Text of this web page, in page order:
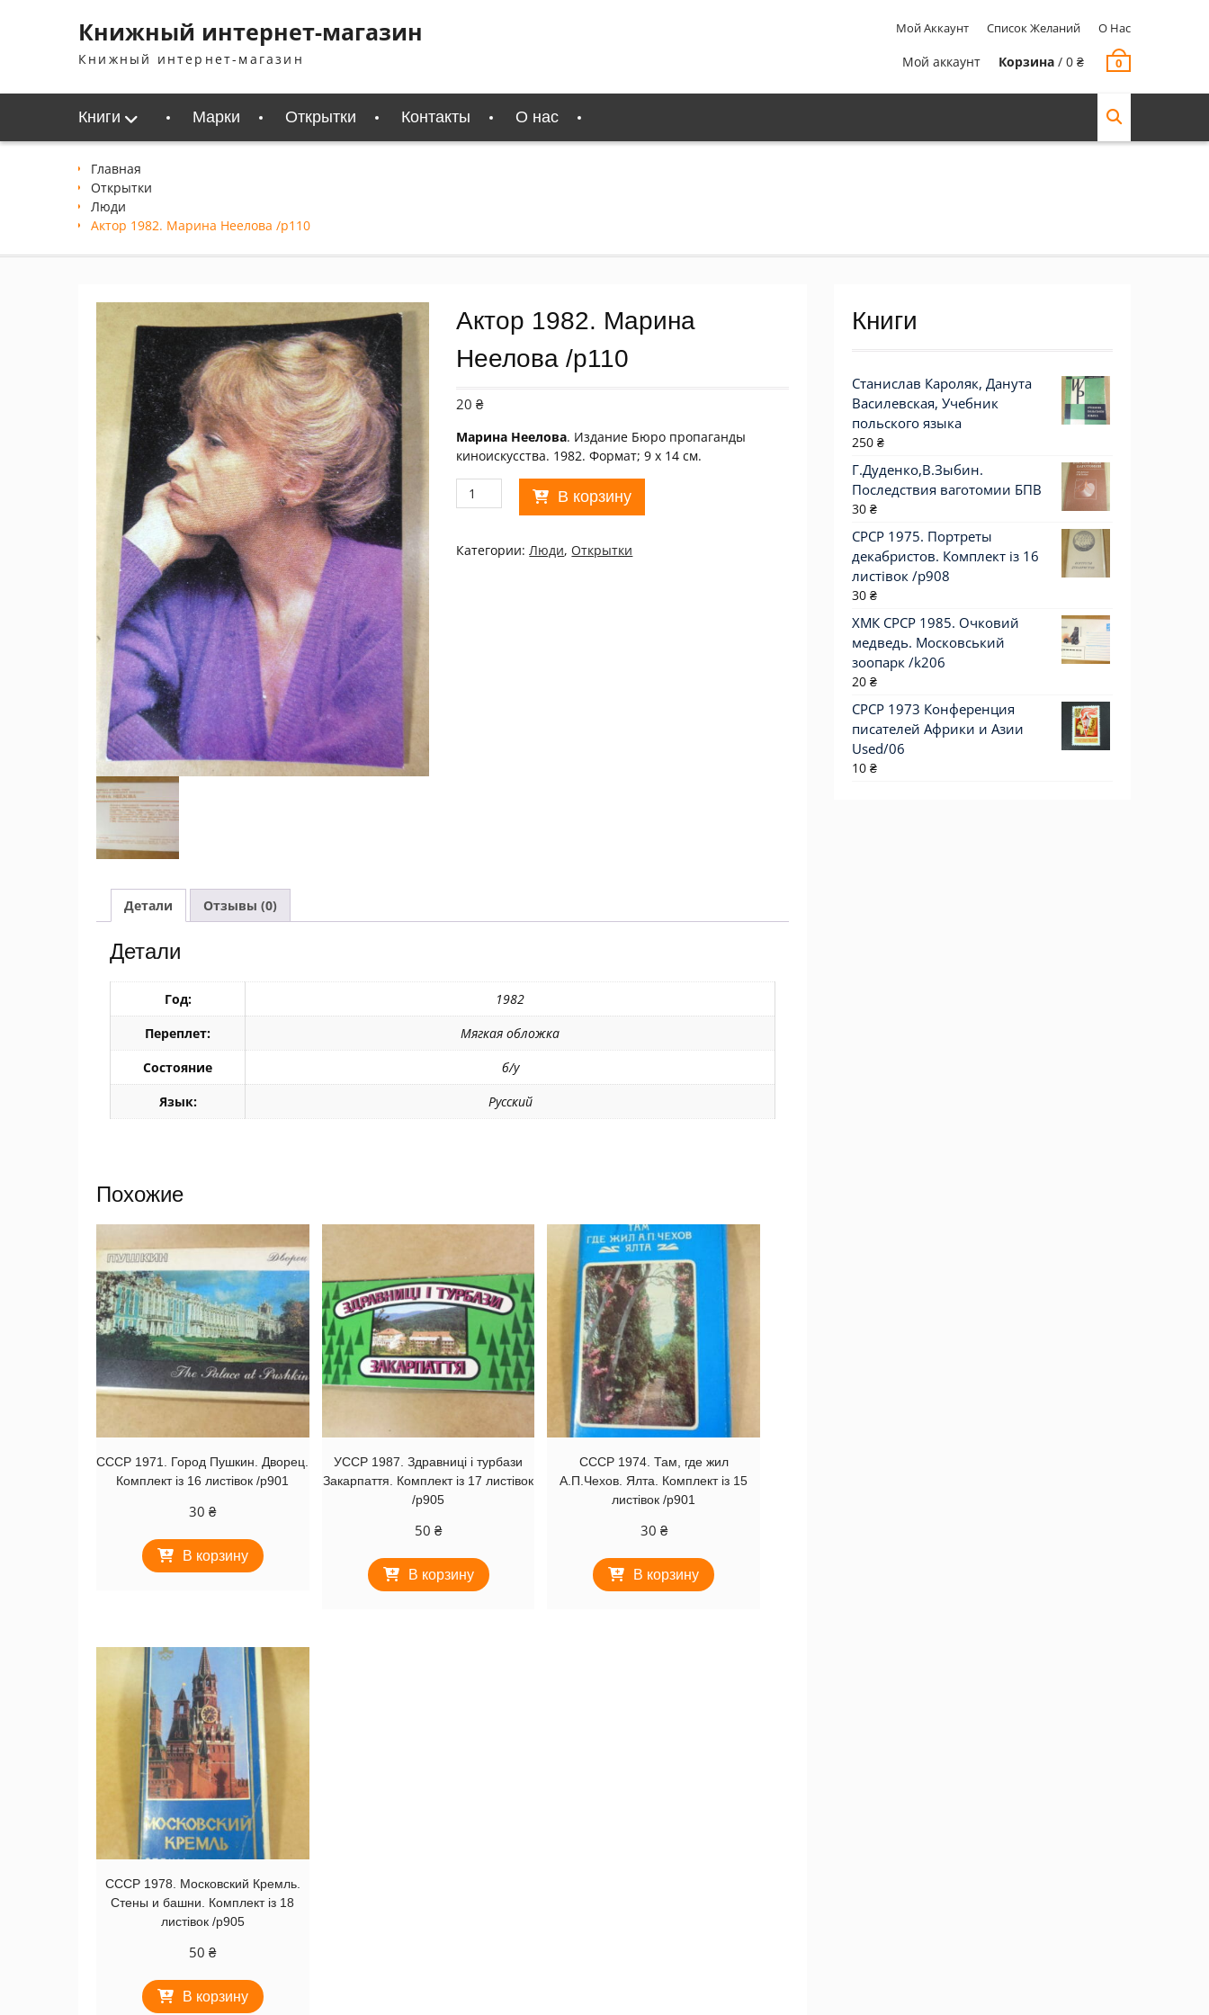
содержимомуКнижный интернет-магазин
Книжный интернет-магазин
Мой Аккаунт Список Желаний О Нас
Мой аккаунт Корзина / 0 ₴ 0
Книги Марки Открытки Контакты О нас
Главная
Открытки
Люди
Актор 1982. Марина Неелова /p110
Актор 1982. Марина
Неелова /p110
20₴
Марина Неелова. Издание Бюро пропаганды
киноискусства. 1982. Формат; 9 х 14 см.
Количество
товара
1982.
Марина
В корзину
Категории:Люди, Открытки
Детали Отзывы (0)
Детали
Год:
1982
Переплет:
Мягкая обложка
Состояние
б/у
Язык:
Русский
Похожие
СССР 1971. Город Пушкин. Дворец.
Комплект із 16 листівок /р901
30₴
В корзину
УССР 1987. Здравниці і турбази
Закарпаття. Комплект із 17 листівок
/р905
50 ₴
В корзину
СССР 1974. Там, где жил
А.П.Чехов. Ялта. Комплект із 15
листівок /р901
30 ₴
В корзину
СССР 1978. Московский Кремль.
Стены и башни. Комплект із 18
листівок /р905
50₴
В корзину
Книги
Станислав Кароляк, Данута
Василевская, Учебник
польского языка
250 ₴
Г.Дуденко,В.Зыбин.
Последствия ваготомии БПВ
30 ₴
СРСР 1975. Портреты
декабристов. Комплект із 16
листівок /р908
30 ₴
ХМК СРСР 1985. Очковий
медведь. Московський
зоопарк /k206
20 ₴
СРСР 1973 Конференция
писателей Африки и Азии
Used/06
10 ₴